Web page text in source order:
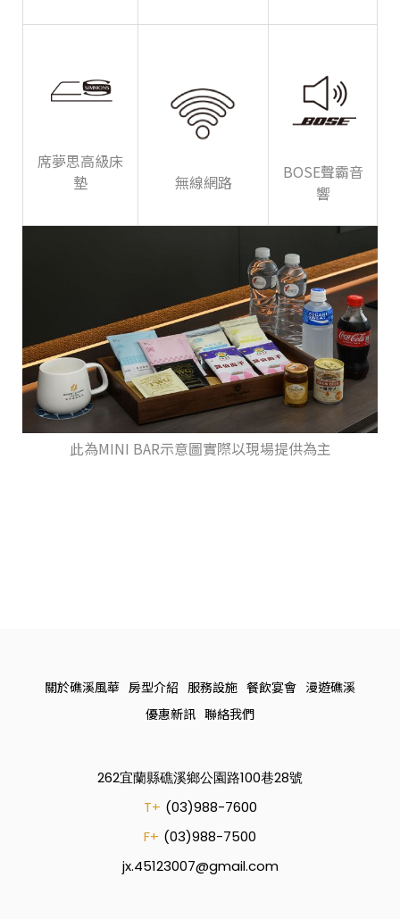
席夢思高級床
墊
無線網路
BOSE聲霸音
響
此為MINI BAR示意圖實際以現場提供為主
關於礁溪風華 房型介紹 服務設施 餐飲宴會 漫遊礁溪
優惠新訊 聯絡我們
262宜蘭縣礁溪鄉公園路100巷28號
T+ (03)988-7600
F+ (03)988-7500
jx.45123007@gmail.com